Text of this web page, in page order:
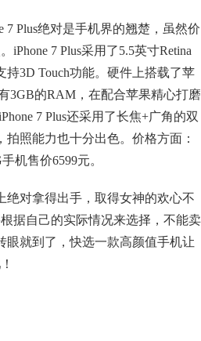
7 Plus绝对是手机界的翘楚，虽然价
iPhone 7 Plus采用了5.5英寸Retina
3D Touch功能。硬件上搭载了苹
3GB的RAM，在配合苹果精心打磨
7 Plus还采用了长焦+广角的双
照能力也十分出色。价格方面：
机售价6599元。
绝对拿得出手，取得女神的欢心不
据自己的实际情况来选择，不能卖
眼就到了，快选一款高颜值手机让